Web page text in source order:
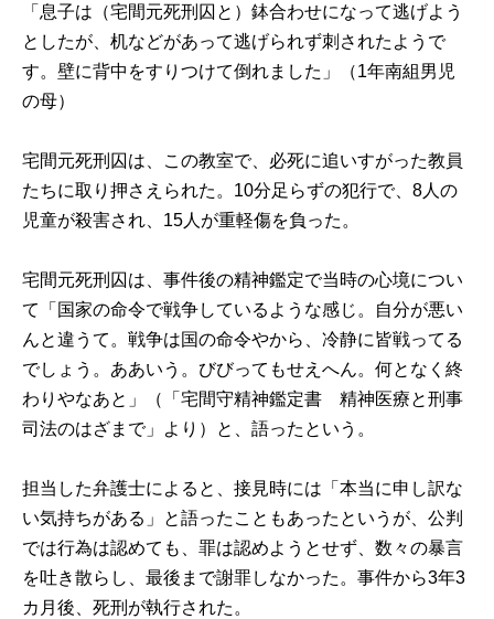
「息子は（宅間元死刑囚と）鉢合わせになって逃げよう
としたが、机などがあって逃げられず刺されたようで
す。壁に背中をすりつけて倒れました」（1年南組男児
の母）
宅間元死刑囚は、この教室で、必死に追いすがった教員
たちに取り押さえられた。10分足らずの犯行で、8人の
児童が殺害され、15人が重軽傷を負った。
宅間元死刑囚は、事件後の精神鑑定で当時の心境につい
て「国家の命令で戦争しているような感じ。自分が悪い
んと違うて。戦争は国の命令やから、冷静に皆戦ってる
でしょう。ああいう。びびってもせえへん。何となく終
わりやなあと」（「宅間守精神鑑定書 精神医療と刑事
司法のはざまで」より）と、語ったという。
担当した弁護士によると、接見時には「本当に申し訳な
い気持ちがある」と語ったこともあったというが、公判
では行為は認めても、罪は認めようとせず、数々の暴言
を吐き散らし、最後まで謝罪しなかった。事件から3年3
カ月後、死刑が執行された。